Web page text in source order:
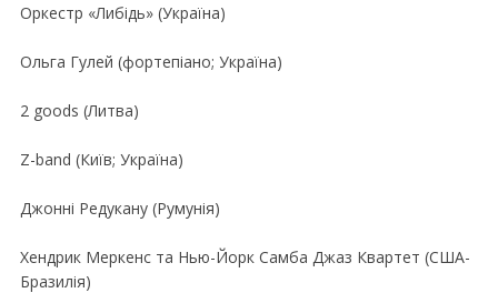
Оркестр «Либiдь» (Україна)
Ольга Гулей (фортепiано; Україна)
2 goods (Литва)
Z-band (Київ; Україна)
Джоннi Редукану (Румунiя)
Хендрик Меркенс та Нью-Йорк Самба Джаз Квартет (США-
Бразилія)